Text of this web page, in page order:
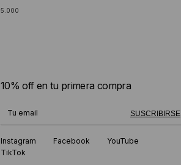
10% off en tu primera compra
SUSCRIBIRSE
¡Te suscribiste exitosamente!
Instagram Facebook
YouTube
TikTok